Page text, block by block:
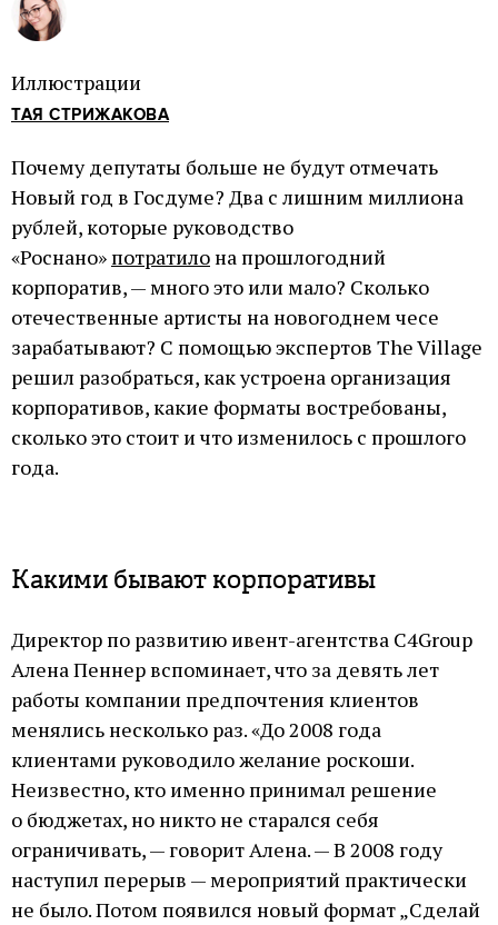
Почему депутаты больше не будут отмечать
Новый год в Госдуме? Два с лишним миллиона
рублей, которые руководство
«Роснано» потратилона прошлогодний
корпоратив, — много это или мало? Сколько
отечественные артисты на новогоднем чесе
зарабатывают? С помощью экспертов The Village
решил разобраться, как устроена организация
корпоративов, какие форматы востребованы,
сколько это стоит и что изменилось с прошлого
года.
Иллюстрации
ТАЯ СТРИЖАКОВА
Какими бывают корпоративы
Директор по развитию ивент-агентства С4Group
Алена Пеннер вспоминает, что за девять лет
работы компании предпочтения клиентов
менялись несколько раз. «До 2008 года
клиентами руководило желание роскоши.
Неизвестно, кто именно принимал решение
о бюджетах, но никто не старался себя
ограничивать, — говорит Алена. — В 2008 году
наступил перерыв — мероприятий практически
не было. Потом появился новый формат „Сделай